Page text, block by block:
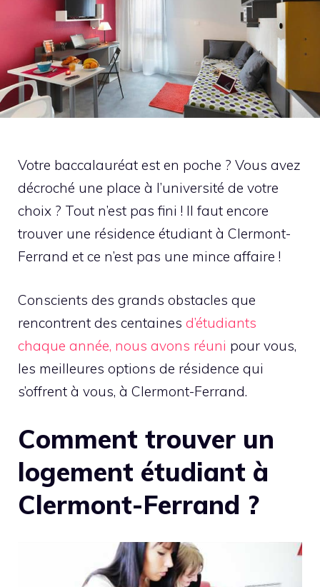
Votre baccalauréat est en poche ? Vous avez
décroché une place à l’université de votre
choix ? Tout n’est pas fini ! Il faut encore
trouver une résidence étudiant à Clermont-
Ferrand et ce n’est pas une mince affaire !
Conscients des grands obstacles que
rencontrent des centaines d’étudiants
chaque année, nous avons réuni pour vous,
les meilleures options de résidence qui
s’offrent à vous, à Clermont-Ferrand.
Comment trouver un
logement étudiant à
Clermont-Ferrand ?